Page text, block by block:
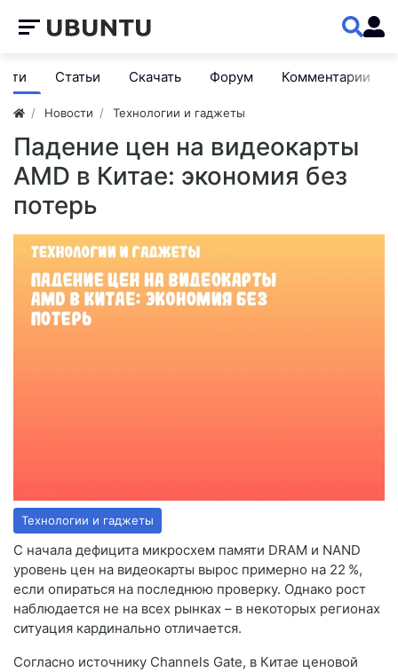
Статьи Скачать Форум Комментарии
Новости Технологии и гаджеты
Падение цен на видеокарты
AMD в Китае: экономия без
потерь
Технологии и гаджеты
С начала дефицита микросхем памяти DRAM и NAND
уровень цен на видеокарты вырос примерно на 22 %,
если опираться на последнюю проверку. Однако рост
наблюдается не на всех рынках – в некоторых регионах
ситуация кардинально отличается.
Согласно источнику Channels Gate, в Китае ценовой